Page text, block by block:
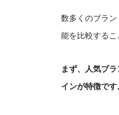
数多くのブラ
能を比較するこ
まず、人気ブ
インが特徴です